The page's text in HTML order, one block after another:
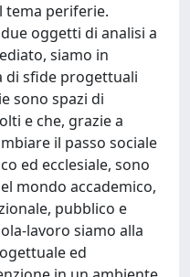
tema periferie.
oggetti di analisi a
siamo in
di sfide progettuali
sono spazi di
e che, grazie a
il passo sociale
ed ecclesiale, sono
mondo accademico,
pubblico e
lavoro siamo alla
ed